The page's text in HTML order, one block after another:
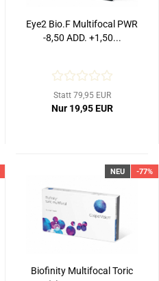
Eye2 Bio.F Multifocal PWR
-8,50 ADD. +1,50...
Statt 79,95 EUR
Nur 19,95 EUR
NEU -77%
Biofinity Multifocal Toric